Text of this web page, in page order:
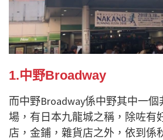
1.中野Broadway
而中野Broadway係中野其中一
場，有日本九龍城之稱，除咗有
店，金鋪，雜貨店之外，依到係